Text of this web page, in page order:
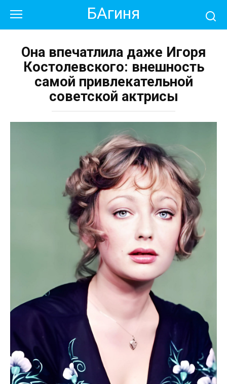
контенту
БАгиня
Она впечатлила даже Игоря
Костолевского: внешность
самой привлекательной
советской актрисы